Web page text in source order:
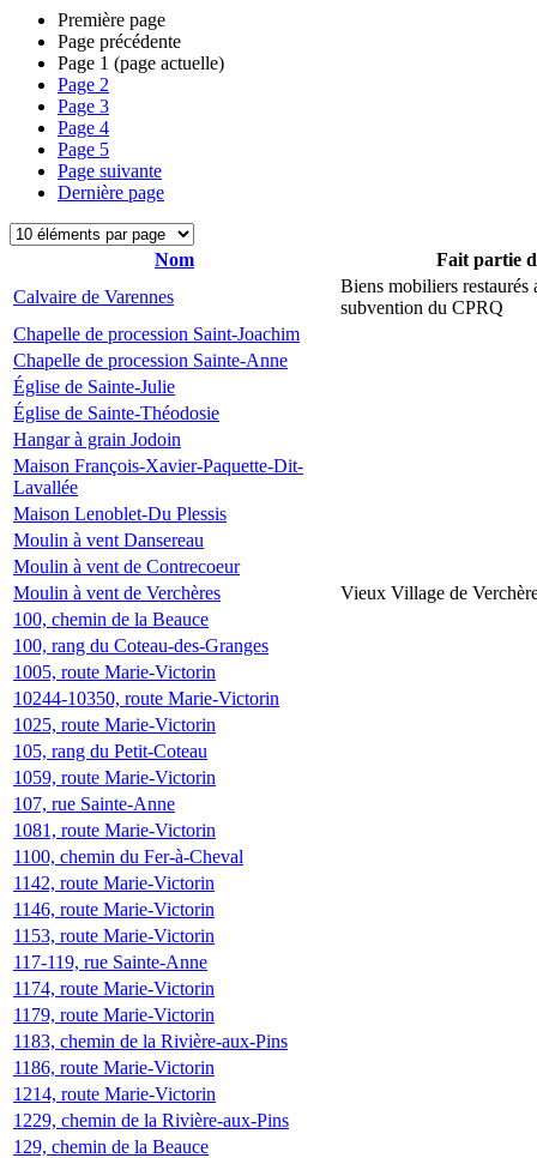
Première page
Page précédente
Page 1 (page actuelle)
Page 2
Page 3
Page 4
Page 5
Page suivante
Dernière page
Nom
Fait partie
Calvaire de Varennes
Biens mobiliers restaurés
subvention du CPRQ
Chapelle de procession Saint-Joachim
Chapelle de procession Sainte-Anne
Église de Sainte-Julie
Église de Sainte-Théodosie
Hangar à grain Jodoin
Maison François-Xavier-Paquette-Dit-
Lavallée
Maison Lenoblet-Du Plessis
Moulin à vent Dansereau
Moulin à vent de Contrecoeur
Moulin à vent de Verchères
Vieux Village de
100, chemin de la Beauce
100, rang du Coteau-des-Granges
1005, route Marie-Victorin
10244-10350, route Marie-Victorin
1025, route Marie-Victorin
105, rang du Petit-Coteau
1059, route Marie-Victorin
107, rue Sainte-Anne
1081, route Marie-Victorin
1100, chemin du Fer-à-Cheval
1142, route Marie-Victorin
1146, route Marie-Victorin
1153, route Marie-Victorin
117-119, rue Sainte-Anne
1174, route Marie-Victorin
1179, route Marie-Victorin
1183, chemin de la Rivière-aux-Pins
1186, route Marie-Victorin
1214, route Marie-Victorin
1229, chemin de la Rivière-aux-Pins
129, chemin de la Beauce